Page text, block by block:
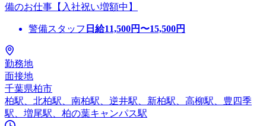
備のお仕事【入社祝い増額中】
警備スタッフ 日給11,500円〜15,500円
勤務地
面接地
千葉県柏市
柏駅、北柏駅、南柏駅、逆井駅、新柏駅、高柳駅、豊四季
駅、増尾駅、柏の葉キャンパス駅